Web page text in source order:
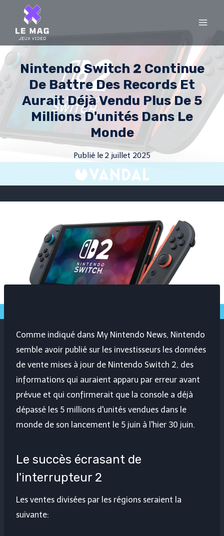
content
Nintendo Switch 2 Continue
De Battre Des Records Et
Aurait Déjà Vendu Plus De 5
Millions D'unités Dans Le
Monde
Publié le 2 juillet 2025
Comme indiqué dans My Nintendo News, Nintendo
semble avoir publié sur les investisseurs les données
de vente mises à jour de Nintendo Switch 2, des
informations qui auraient apparu par erreur avant
prévue et qui confirmerait que la console a déjà
dépassé les 5 millions d'unités vendues dans le
monde de son lancement le 5 juin à l'hier 30 juin.
Le succès écrasant de
l'interrupteur 2
Les ventes divisées par les régions seraient la
suivante: